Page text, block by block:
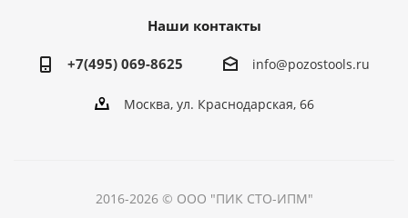
Наши контакты
+7(495) 069-8625 info@pozostools.ru
Москва, ул. Краснодарская, 66
2016-2026 © ООО "ПИК СТО-ИПМ"